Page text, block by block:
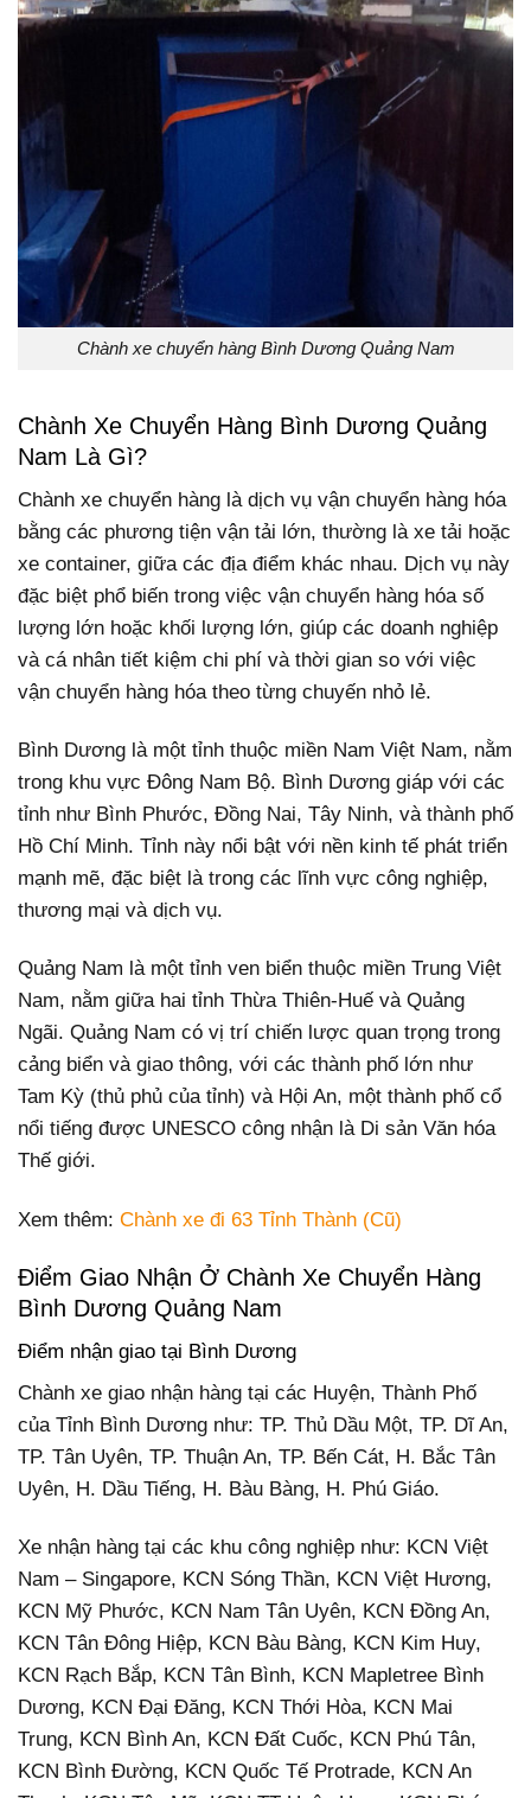
Chành xe chuyển hàng Bình Dương Quảng Nam
Chành Xe Chuyển Hàng Bình Dương Quảng
Nam Là Gì?
Chành xe chuyển hàng là dịch vụ vận chuyển hàng hóa
bằng các phương tiện vận tải lớn, thường là xe tải hoặc
xe container, giữa các địa điểm khác nhau. Dịch vụ này
đặc biệt phổ biến trong việc vận chuyển hàng hóa số
lượng lớn hoặc khối lượng lớn, giúp các doanh nghiệp
và cá nhân tiết kiệm chi phí và thời gian so với việc
vận chuyển hàng hóa theo từng chuyến nhỏ lẻ.
Bình Dương là một tỉnh thuộc miền Nam Việt Nam, nằm
trong khu vực Đông Nam Bộ. Bình Dương giáp với các
tỉnh như Bình Phước, Đồng Nai, Tây Ninh, và thành phố
Hồ Chí Minh. Tỉnh này nổi bật với nền kinh tế phát triển
mạnh mẽ, đặc biệt là trong các lĩnh vực công nghiệp,
thương mại và dịch vụ.
Quảng Nam là một tỉnh ven biển thuộc miền Trung Việt
Nam, nằm giữa hai tỉnh Thừa Thiên-Huế và Quảng
Ngãi. Quảng Nam có vị trí chiến lược quan trọng trong
cảng biển và giao thông, với các thành phố lớn như
Tam Kỳ (thủ phủ của tỉnh) và Hội An, một thành phố cổ
nổi tiếng được UNESCO công nhận là Di sản Văn hóa
Thế giới.
Xem thêm: Chành xe đi 63 Tỉnh Thành (Cũ)
Điểm Giao Nhận Ở Chành Xe Chuyển Hàng
Bình Dương Quảng Nam
Điểm nhận giao tại Bình Dương
Chành xe giao nhận hàng tại các Huyện, Thành Phố
của Tỉnh Bình Dương như: TP. Thủ Dầu Một, TP. Dĩ An,
TP. Tân Uyên, TP. Thuận An, TP. Bến Cát, H. Bắc Tân
Uyên, H. Dầu Tiếng, H. Bàu Bàng, H. Phú Giáo.
Xe nhận hàng tại các khu công nghiệp như: KCN Việt
Nam – Singapore, KCN Sóng Thần, KCN Việt Hương,
KCN Mỹ Phước, KCN Nam Tân Uyên, KCN Đồng An,
KCN Tân Đông Hiệp, KCN Bàu Bàng, KCN Kim Huy,
KCN Rạch Bắp, KCN Tân Bình, KCN Mapletree Bình
Dương, KCN Đại Đăng, KCN Thới Hòa, KCN Mai
Trung, KCN Bình An, KCN Đất Cuốc, KCN Phú Tân,
KCN Bình Đường, KCN Quốc Tế Protrade, KCN An